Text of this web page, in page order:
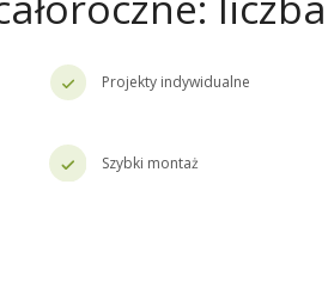
Projekty indywidualne
Szybki montaż